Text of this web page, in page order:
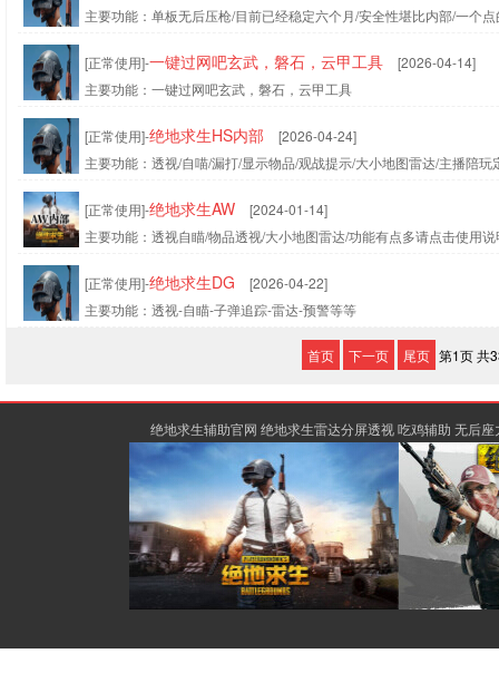
主要功能：单板无后压枪/目前已经稳定六个月/安全性堪比内部/一个
[正常使用]-一键过网吧玄武，磐石，云甲工具
[2026-04-14]
主要功能：一键过网吧玄武，磐石，云甲工具
[正常使用]-绝地求生HS内部
[2026-04-24]
主要功能：透视/自喵/漏打/显示物品/观战提示/大小地图雷达/主播陪
[正常使用]-绝地求生AW
[2024-01-14]
主要功能：透视自瞄/物品透视/大小地图雷达/功能有点多请点击使用
[正常使用]-绝地求生DG
[2026-04-22]
主要功能：透视-自瞄-子弹追踪-雷达-预警等等
首页 下一页 尾页 第1页 共
绝地求生辅助官网 绝地求生雷达分屏透视 吃鸡辅助 无后